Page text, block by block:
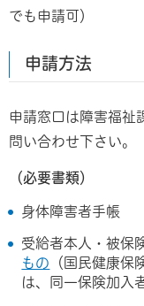
でも申請可）
申請方法
申請窓口は障害福祉
問い合わせ下さい。
（必要書類）
身体障害者手帳
受給者本人・被保
もの （国民健康保
は、同一保険加入